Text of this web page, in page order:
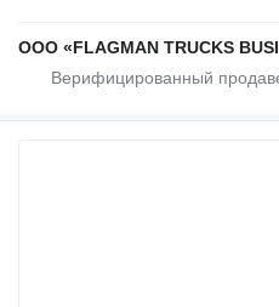
ООО «FLAGMAN TRUCKS